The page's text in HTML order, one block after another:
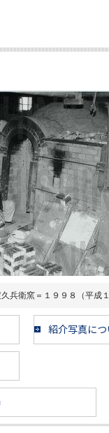
兵衛窯＝１９９８（平成
紹介写真に